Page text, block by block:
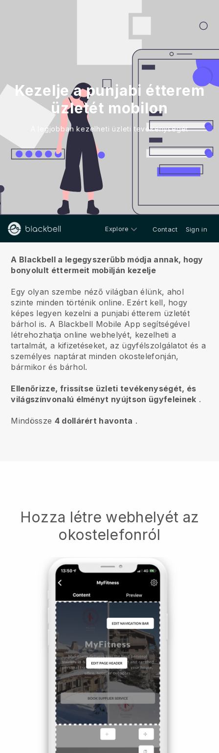
Kezelje a punjabi étterem
üzletét mobilon
A legjobban kezelheti üzleti tevékenységét
Explore Contact Sign in
A Blackbell a legegyszerűbb módja annak, hogy
bonyolult éttermeit mobilján kezelje
Egy olyan szembe néző világban élünk, ahol
szinte minden történik online. Ezért kell, hogy
képes legyen kezelni a punjabi étterem üzletét
bárhol is. A Blackbell Mobile App segítségével
létrehozhatja online webhelyét, kezelheti a
tartalmát, a kifizetéseket, az ügyfélszolgálatot és a
személyes naptárat minden okostelefonján,
bármikor és bárhol.
Ellenőrizze, frissítse üzleti tevékenységét, és
világszínvonalú élményt nyújtson ügyfeleinek .
Mindössze 4 dollárért havonta .
Hozza létre webhelyét az
okostelefonról